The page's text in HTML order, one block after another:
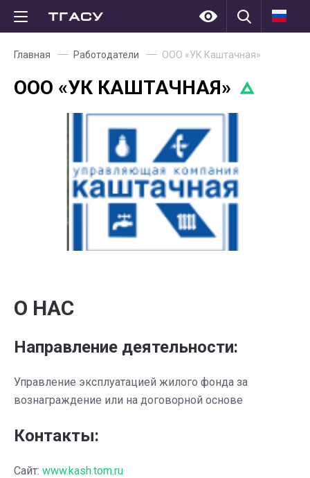
Главная Работодатели ООО «УК Каштачная»
ООО «УК КАШТАЧНАЯ»
О НАС
Направление деятельности:
Управление эксплуатацией жилого фонда за
вознаграждение или на договорной основе
Контакты:
Сайт: www.kash.tom.ru